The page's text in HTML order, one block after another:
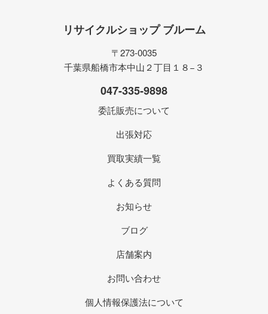
リサイクルショップ ブルーム
〒273-0035
千葉県船橋市本中山２丁目１８−３
047-335-9898
委託販売について
出張対応
買取実績一覧
よくある質問
お知らせ
ブログ
店舗案内
お問い合わせ
個人情報保護法について